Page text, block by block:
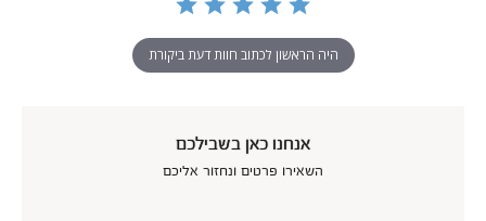
היה הראשון לכתוב חוות דעת ביקורת
אנחנו כאן בשבילכם
השאירו פרטים ונחזור אליכם